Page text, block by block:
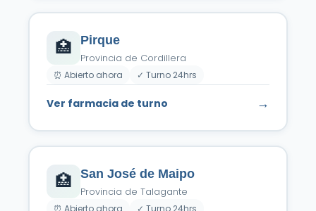
🏥 Pirque
Provincia de Cordillera
⏰ Abierto ahora ✓ Turno 24hrs
Ver farmacia de turno →
🏥 San José de Maipo
Provincia de Talagante
⏰ Abierto ahora ✓ Turno 24hrs